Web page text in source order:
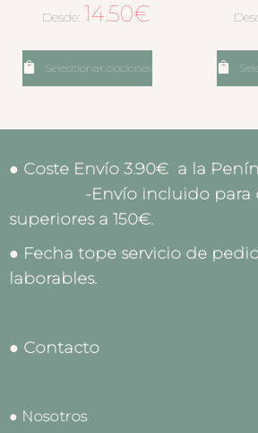
Desde: 14.50€
Seleccionar opciones
● Coste Envío 3.90€ a la
-Envío incluido para
superiores a 150€.
● Fecha tope servicio de
laborables.
● Contacto
● Nosotros